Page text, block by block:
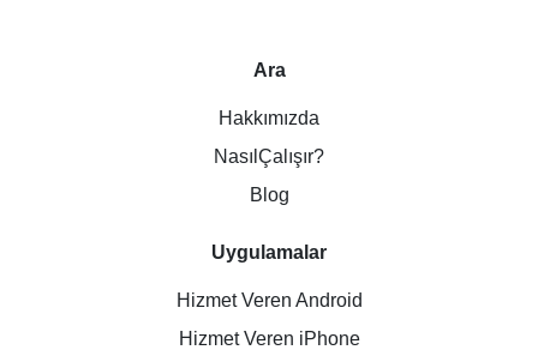
Ara
Hakkımızda
NasılÇalışır?
Blog
Uygulamalar
Hizmet Veren Android
Hizmet Veren iPhone